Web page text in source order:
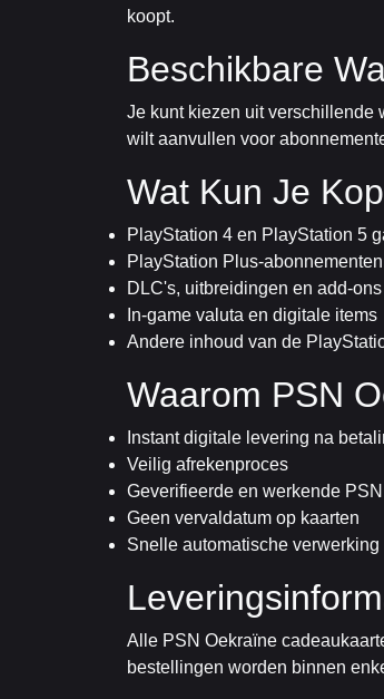
koopt.
Beschikbare
Je kunt kiezen uit verschillende
wilt aanvullen voor
Wat Kun Je
PlayStation 4 en PlayStation 5
PlayStation Plus-abonnementen
DLC's, uitbreidingen en add-ons
In-game valuta en digitale items
Andere inhoud van de
Waarom PSN
Instant digitale levering na
Veilig afrekenproces
Geverifieerde en werkende
Geen vervaldatum op kaarten
Snelle automatische verwerking
Alle PSN Oekraïne
bestellingen worden binnen